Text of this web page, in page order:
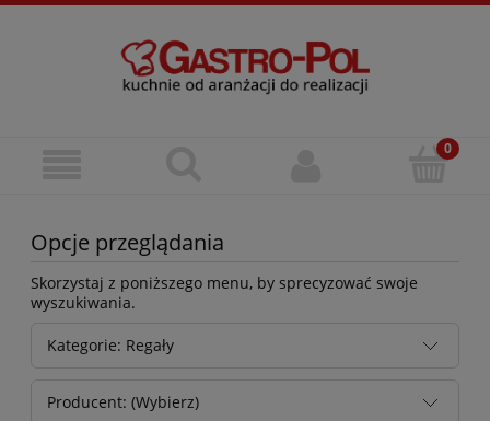
Opcje przeglądania
Skorzystaj z poniższego menu, by sprecyzować swoje
wyszukiwania.
Kategorie: Regały
Producent: (Wybierz)